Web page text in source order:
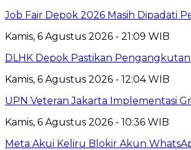
Job Fair Depok 2026 Masih Dipadati
Kamis, 6 Agustus 2026 - 21:09 WIB
DLHK Depok Pastikan
Kamis, 6 Agustus 2026 - 12:04 WIB
UPN Veteran Jakarta Implementasi
Kamis, 6 Agustus 2026 - 10:36 WIB
Meta Akui Keliru Blokir Akun